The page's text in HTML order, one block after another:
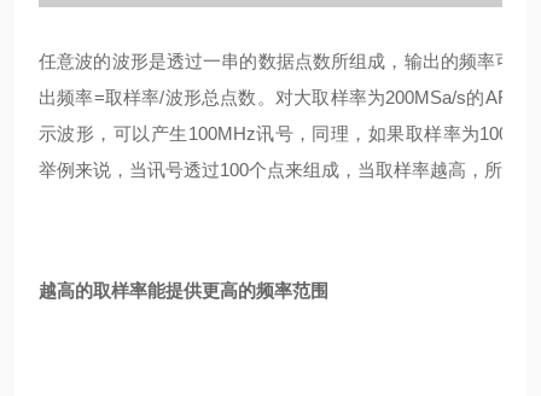
任意波的波形是透过一串的数据点数所组成，输出的频率可用
出频率=取样率/波形总点数。对大取样率为200MSa/s的AFG-
示波形，可以产生100MHz讯号，同理，如果取样率为
举例来说，当讯号透过100个点来组成，当取样率越高，所组
越高的取样率能提供更高的频率范围